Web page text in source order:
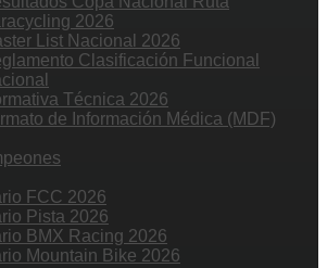
2026
List Nacional 2026
Clasificación Funcional
Técnica 2026
de Información Médica (MDF)
FCC 2026
Pista 2026
BMX Racing 2026
Mountain Bike 2026